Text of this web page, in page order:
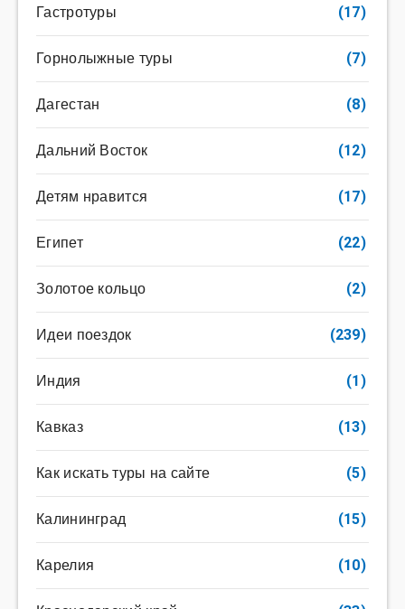
Гастротуры (17)
Горнолыжные туры (7)
Дагестан (8)
Дальний Восток (12)
Детям нравится (17)
Египет (22)
Золотое кольцо (2)
Идеи поездок (239)
Индия (1)
Кавказ (13)
Как искать туры на сайте (5)
Калининград (15)
Карелия (10)